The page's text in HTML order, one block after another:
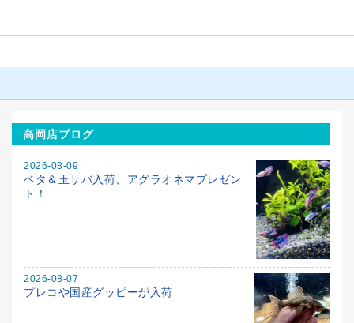
高岡店ブログ
2026-08-09
ベタ＆玉サバ入荷、アグラオネマプレゼン
ト！
2026-08-07
プレコや国産グッピーが入荷